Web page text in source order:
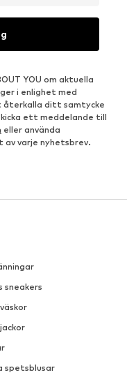
YOU om aktuella
i enlighet med
återkalla ditt samtycke
ett meddelande till
eller använda
varje nyhetsbrev.
sneakers
spetsblusar